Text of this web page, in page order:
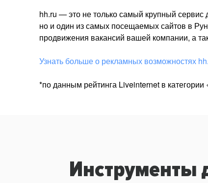
hh.ru — это не только самый крупный
но и один из самых посещаемых сайтов в
продвижения вакансий вашей компании, а
Узнать больше о рекламных возможностях
*по данным рейтинга Liveinternet в категории
Инструменты